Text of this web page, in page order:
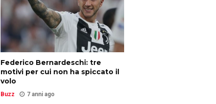
Federico Bernardeschi: tre
motivi per cui non ha spiccato il
volo
Buzz 7 anni ago